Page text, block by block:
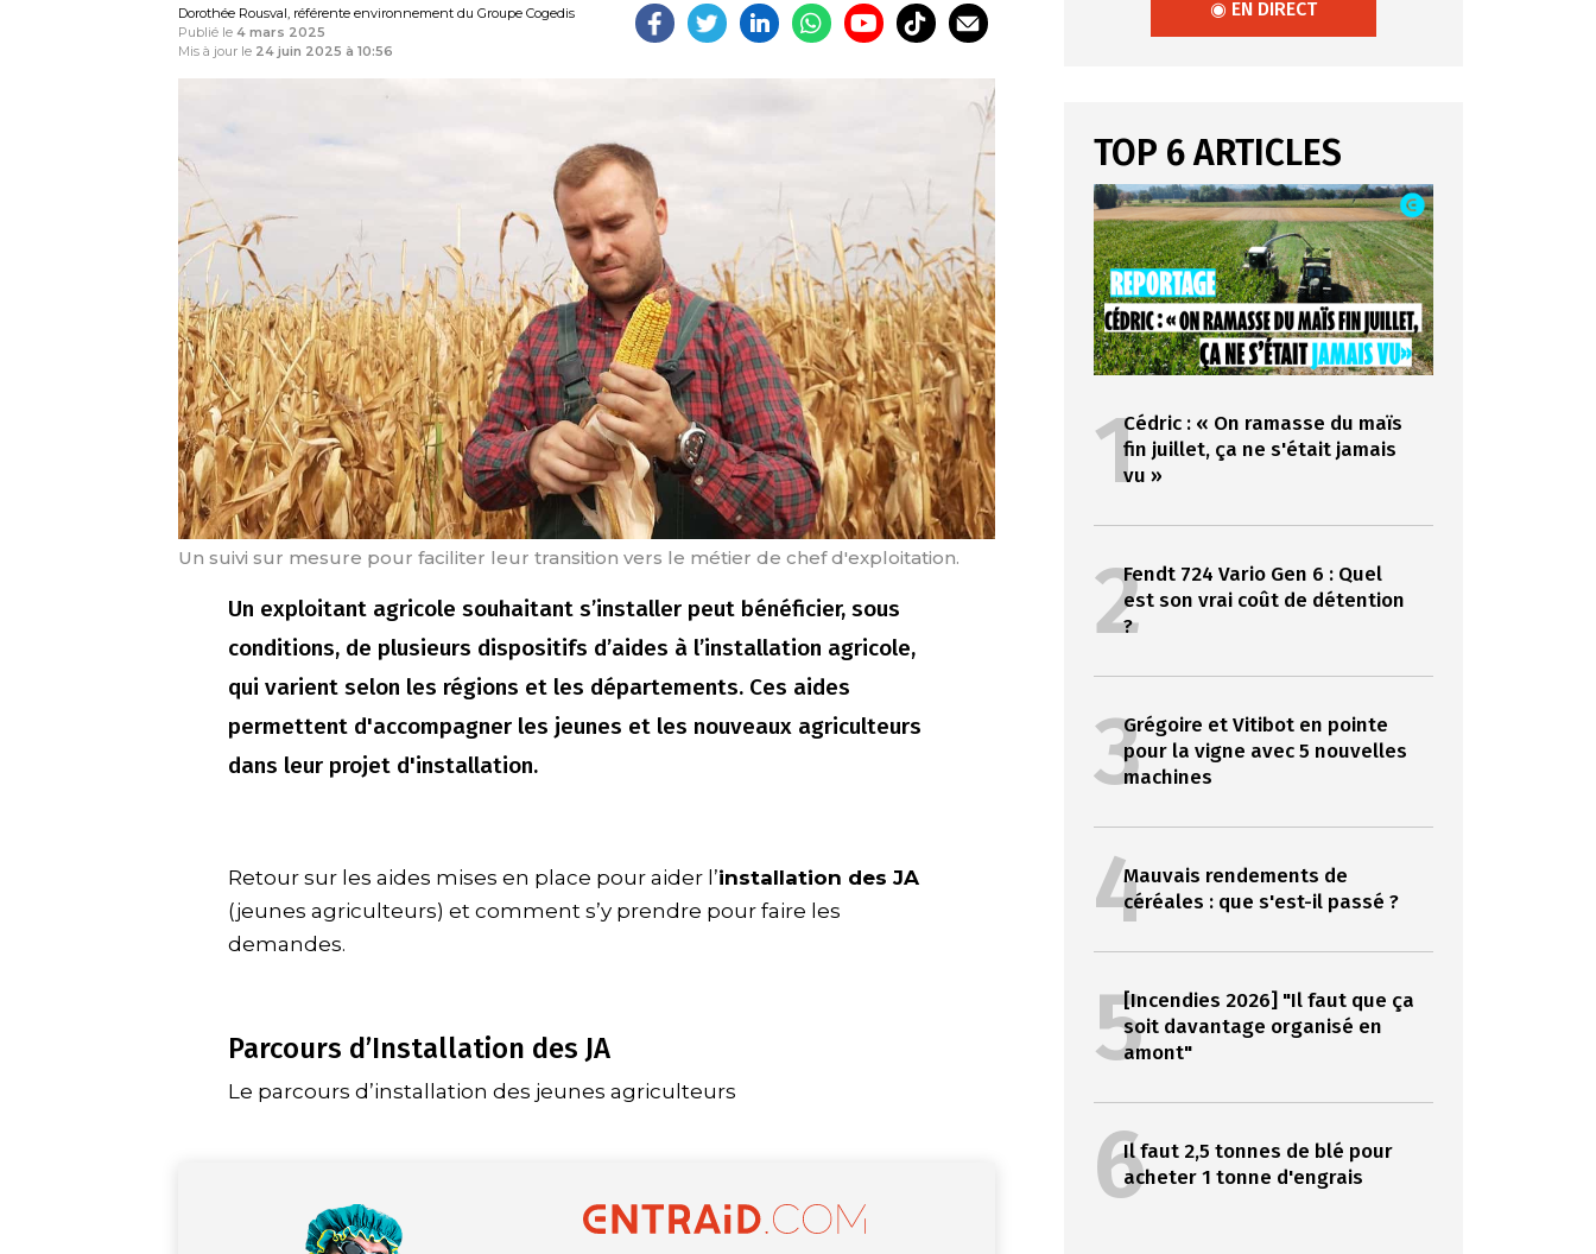
Dorothée Rousval, référente environnement du Groupe Cogedis
Publié le 4 mars 2025
Mis à jour le 24 juin 2025 à 10:56
Un suivi sur mesure pour faciliter leur transition vers le métier de chef d'exploitation.
Un exploitant agricole souhaitant s’installer peut bénéficier, sous
conditions, de plusieurs dispositifs d’aides à l’installation agricole,
qui varient selon les régions et les départements. Ces aides
permettent d'accompagner les jeunes et les nouveaux agriculteurs
dans leur projet d'installation.
Retour sur les aides mises en place pour aider l’installation des JA
(jeunes agriculteurs) et comment s’y prendre pour faire les
demandes.
Parcours d’Installation des JA
Le parcours d’installation des jeunes agriculteurs
◉ EN DIRECT
TOP 6 ARTICLES
1Cédric : « On ramasse du maïs
fin juillet, ça ne s'était jamais
vu »
2Fendt 724 Vario Gen 6 : Quel
est son vrai coût de détention
?
3Grégoire et Vitibot en pointe
pour la vigne avec 5 nouvelles
machines
4Mauvais rendements de
céréales : que s'est-il passé ?
5[Incendies 2026] "Il faut que ça
soit davantage organisé en
amont"
6Il faut 2,5 tonnes de blé pour
acheter 1 tonne d'engrais